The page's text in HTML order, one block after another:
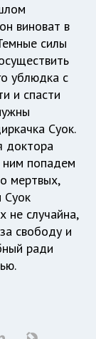
виноват в
силы
ублюдка с
и спасти
Суок.
доктора
ним попадем
мертвых,
Суок
не случайна,
свободу и
ради